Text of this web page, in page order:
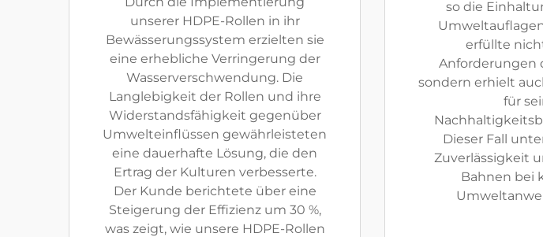
unserer HDPE-Rollen in ihr
Bewässerungssystem erzielten sie
eine erhebliche Verringerung der
Wasserverschwendung. Die
Langlebigkeit der Rollen und ihre
Widerstandsfähigkeit gegenüber
Umwelteinflüssen gewährleisteten
eine dauerhafte Lösung, die den
Ertrag der Kulturen verbesserte.
Der Kunde berichtete über eine
Steigerung der Effizienz um 30 %,
was zeigt, wie unsere HDPE-Rollen
so die
erfüllte
Anforderungen
sondern erhielt
für
Dieser Fall
Zuverlässigkeit
Bahnen bei